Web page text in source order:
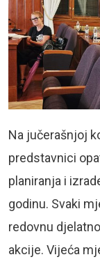
Na jučerašnjoj
predstavnici
planiranja i
godinu. Svaki
redovnu
akcije. Vijeća